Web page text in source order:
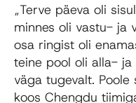
„Terve päeva oli
minnes oli vastu- ja
osa ringist oli
teine pool oli alla-
väga tugevalt.
koos Chengdu